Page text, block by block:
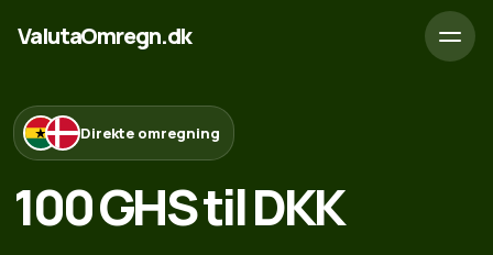
ValutaOmregn.dk
Direkte omregning
100 GHS til DKK